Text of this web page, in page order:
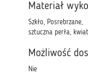
Materiał
Szkło, Posrebrzane,
sztuczna perła,
Możliwość
Nie